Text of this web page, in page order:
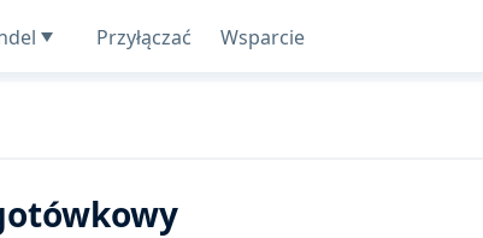
Przyłączać Wsparcie